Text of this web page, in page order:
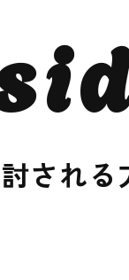
される